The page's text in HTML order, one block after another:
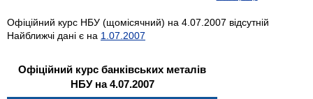
Офіційний курс НБУ (щомісячний) на 4.07.2007 відсутній
Найближчі дані є на 1.07.2007
Офіційний курс банківських металів
НБУ на 4.07.2007